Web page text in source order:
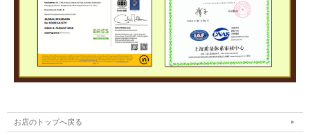
お店のトップへ戻る